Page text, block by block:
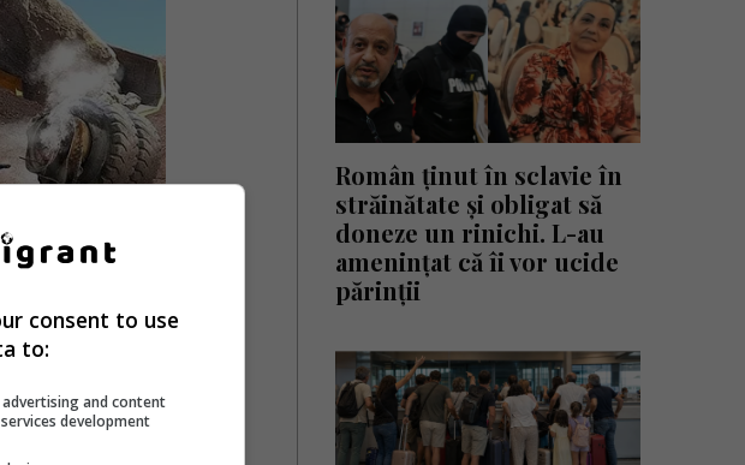
Român ținut în sclavie în
străinătate și obligat să
doneze un rinichi. L-au
amenințat că îi vor ucide
părinții
consent to use
to:
and content
development